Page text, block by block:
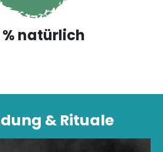
% natürlich
& Rituale